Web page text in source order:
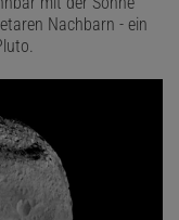
Nachbarn - ein